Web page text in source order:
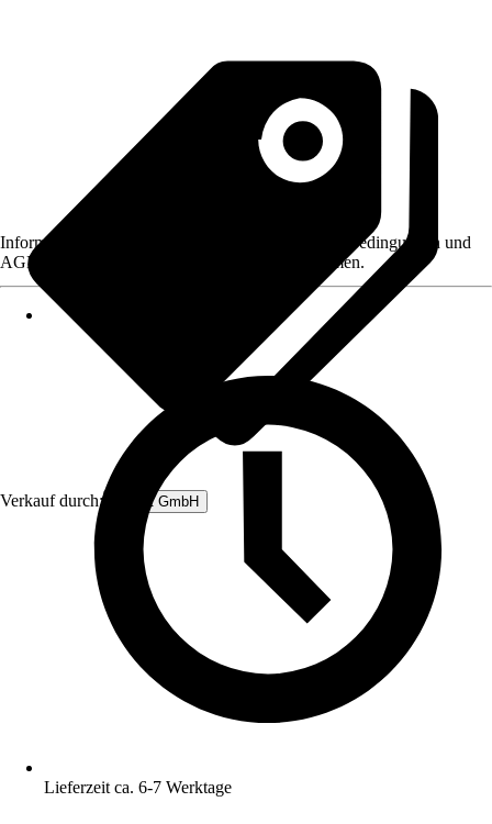
Verkauf durch: Rubart GmbH
Informationen des Verkäufers, wie z. B. Rückgabebedingungen und
AGB, finden Sie bei Klick auf den Verkäufernamen.
Lieferzeit ca. 6-7 Werktage